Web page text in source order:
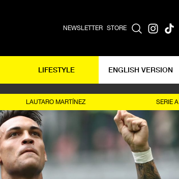
NEWSLETTER STORE
LIFESTYLE ENGLISH VERSION
LAUTARO MARTÍNEZ SERIE A